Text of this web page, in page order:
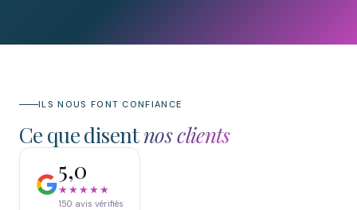
ILS NOUS FONT CONFIANCE
Ce que disentnos clients
5,0
★★★★★
150 avis vérifiés